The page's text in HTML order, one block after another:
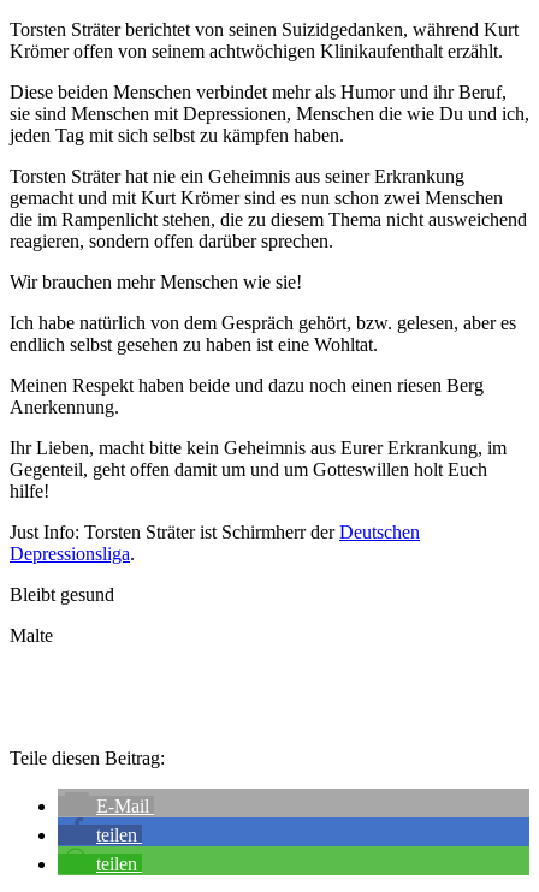
Torsten Sträter berichtet von seinen Suizidgedanken, während Kurt
Krömer offen von seinem achtwöchigen Klinikaufenthalt erzählt.
Diese beiden Menschen verbindet mehr als Humor und ihr Beruf,
sie sind Menschen mit Depressionen, Menschen die wie Du und ich,
jeden Tag mit sich selbst zu kämpfen haben.
Torsten Sträter hat nie ein Geheimnis aus seiner Erkrankung
gemacht und mit Kurt Krömer sind es nun schon zwei Menschen
die im Rampenlicht stehen, die zu diesem Thema nicht ausweichend
reagieren, sondern offen darüber sprechen.
Wir brauchen mehr Menschen wie sie!
Ich habe natürlich von dem Gespräch gehört, bzw. gelesen, aber es
endlich selbst gesehen zu haben ist eine Wohltat.
Meinen Respekt haben beide und dazu noch einen riesen Berg
Anerkennung.
Ihr Lieben, macht bitte kein Geheimnis aus Eurer Erkrankung, im
Gegenteil, geht offen damit um und um Gotteswillen holt Euch
hilfe!
Just Info: Torsten Sträter ist Schirmherr derDeutschen
Depressionsliga.
Bleibt gesund
Malte
Teile diesen Beitrag:
E-Mail
teilen
teilen